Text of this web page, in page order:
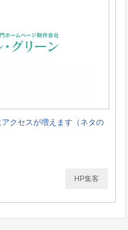
アクセスが増えます（ネタの
HP集客